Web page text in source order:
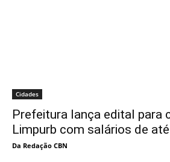
Cidades
Prefeitura lança edital para
Limpurb com salários de
Da Redação CBN